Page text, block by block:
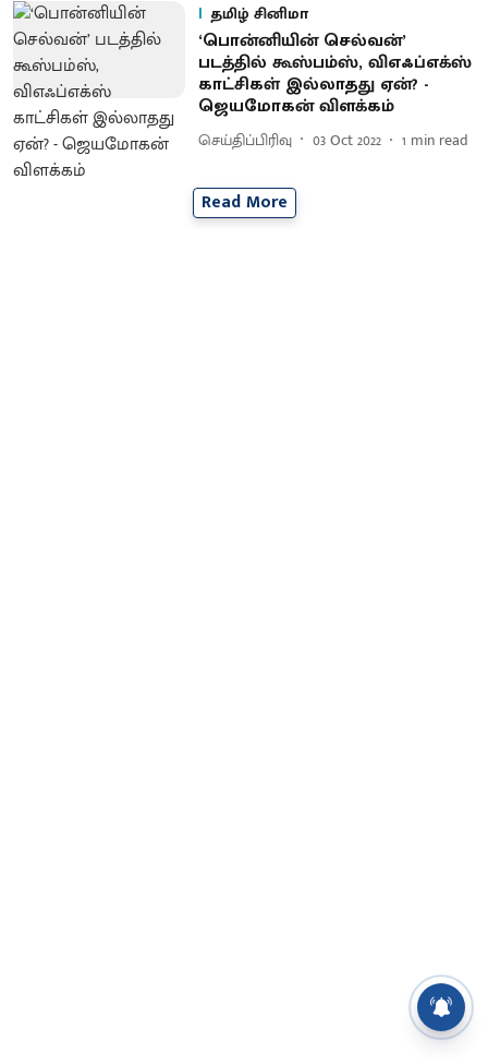
தமிழ் சினிமா
‘பொன்னியின் செல்வன்’
படத்தில் கூஸ்பம்ஸ், விஎஃப்எக்ஸ்
காட்சிகள் இல்லாதது ஏன்? -
ஜெயமோகன் விளக்கம்
செய்திப்பிரிவு 03 Oct 2022 1 min read
Read More